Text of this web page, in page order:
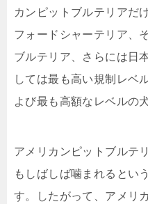
カンピットブルテリアだ
フォードシャーテリア、
ブルテリア、さらには日
しては最も高い規制レベ
よび最も高額なレベルの
アメリカンピットブルテ
もしばしば噛まれるとい
す。したがって、アメリ